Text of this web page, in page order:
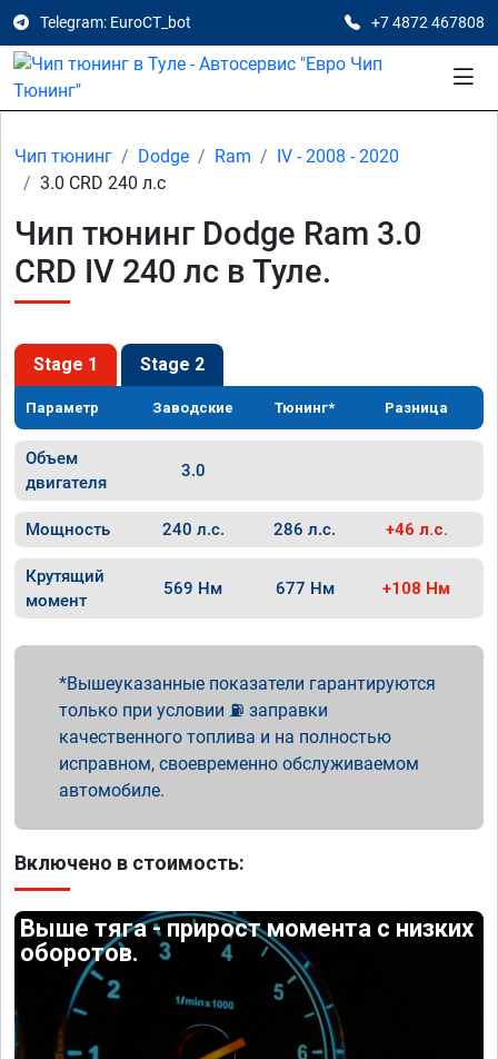
Telegram: EuroCT_bot +7 4872 467808
Чип тюнинг Dodge Ram
IV - 2008 - 2020
3.0 CRD 240 л.с
Чип тюнинг Dodge Ram 3.0
CRD IV 240 лс в Туле.
Stage 1 Stage 2
Параметр Заводские Тюнинг* Разница
Объем
двигателя
3.0
Мощность 240 л.с. 286 л.с. +46 л.с.
Крутящий
момент
569 Нм 677 Нм +108 Нм
Вышеуказанные показатели гарантируются
только при условии ⛽ заправки
качественного топлива и на полностью
исправном, своевременно обслуживаемом
автомобиле.
Включено в стоимость:
Выше тяга - прирост момента с низких
оборотов.